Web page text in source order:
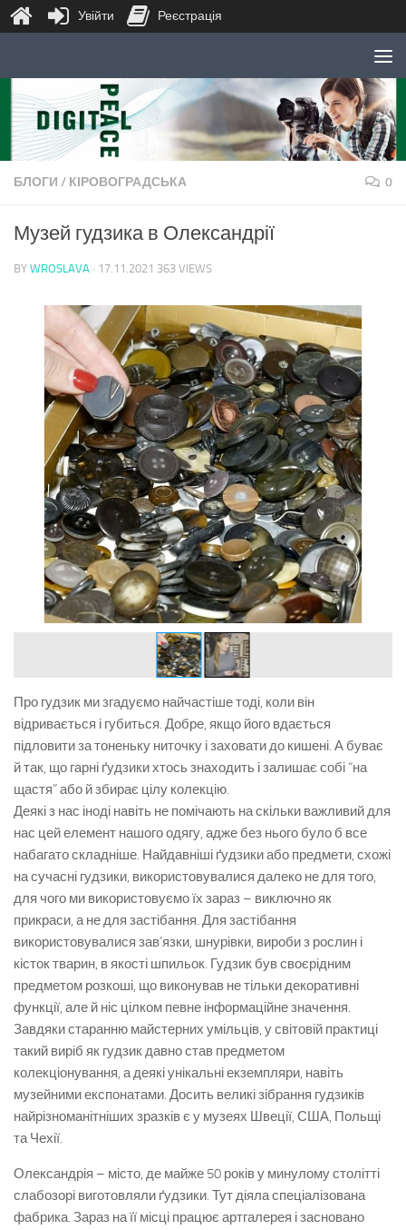
Skip to content
БЛОГИ / КІРОВОГРАДСЬКА 0
Музей гудзика в Олександрії
BY WROSLAVA · 17.11.2021 363 VIEWS
Про гудзик ми згадуємо найчастіше тоді, коли він
відривається і губиться. Добре, якщо його вдається
підловити за тоненьку ниточку і заховати до кишені. А буває
й так, що гарні ґудзики хтось знаходить і залишає собі “на
щастя” або й збирає цілу колекцію.
Деякі з нас іноді навіть не помічають на скільки важливий для
нас цей елемент нашого одягу, адже без нього було б все
набагато складніше. Найдавніші ґудзики або предмети, схожі
на сучасні гудзики, використовувалися далеко не для того,
для чого ми використовуємо їх зараз – виключно як
прикраси, а не для застібання. Для застібання
використовувалися зав’язки, шнурівки, вироби з рослин і
кісток тварин, в якості шпильок. Гудзик був своєрідним
предметом розкоші, що виконував не тільки декоративні
функції, але й ніс цілком певне інформаційне значення.
Завдяки старанню майстерних умільців, у світовій практиці
такий виріб як гудзик давно став предметом
колекціонування, а деякі унікальні екземпляри, навіть
музейними експонатами. Досить великі зібрання гудзиків
найрізноманітніших зразків є у музеях Швеції, США, Польщі
та Чехії.
Олександрія – місто, де майже 50 років у минулому столітті
слабозорі виготовляли ґудзики. Тут діяла спеціалізована
фабрика. Зараз на її місці працює артгалерея і засновано
Увійти Реєстрація